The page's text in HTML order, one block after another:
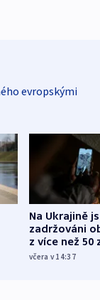
evropskými
Na Ukrajině
zadržováni
z více než 50
Bojovali na
včera v 14:37